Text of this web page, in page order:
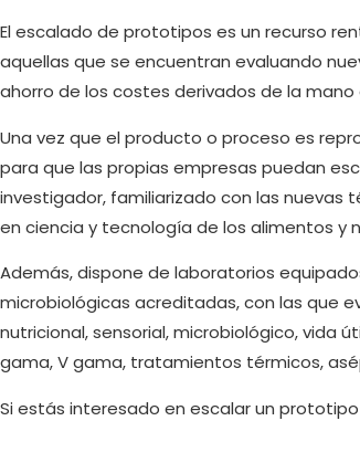
El escalado de prototipos es un recurso
aquellas que se encuentran evaluando
ahorro de los costes derivados de la
Una vez que el producto o proceso es
para que las propias empresas puedan
investigador, familiarizado con las nuevas
en ciencia y tecnología de los alimentos y
Además, dispone de laboratorios
microbiológicas acreditadas, con las que
nutricional, sensorial, microbiológico, vida
gama, V gama, tratamientos térmicos,
Si estás interesado en escalar un